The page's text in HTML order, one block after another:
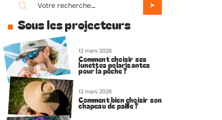
Sous les projecteurs
12 mars 2026
Comment choisir ses
lunettes polarisantes
pour la pêche ?
12 mars 2026
Comment bien choisir son
chapeau de paille ?